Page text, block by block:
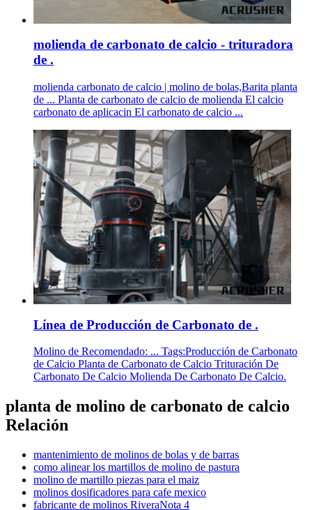
molienda de carbonato de calcio - trituradora
de .
molienda carbonato de calcio | molino de bolas,Barita planta
de ... Planta de carbonato de calcio de molienda El calcio
carbonato de aplicacin El carbonato de calcio ...
Línea de Producción de Carbonato de .
Molino de Recomendado: ... Tags:Producción de Carbonato
de Calcio Planta de Carbonato de Calcio Trituración De
Carbonato De Calcio Molienda De Carbonato De Calcio.
planta de molino de carbonato de calcio
Relación
mantenimiento de molinos de bolas y de barras
como alinear los martillos de molino de pastura
molino de martillo piezas para el maiz
molinos dosificadores para cafe mexico
fabricante de molinos RiveraNota 4